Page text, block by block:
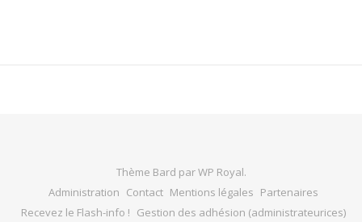
Thème Bard parWP Royal.
Administration Contact Mentions légales Partenaires
Recevez le Flash-info ! Gestion des adhésion (administrateurices)